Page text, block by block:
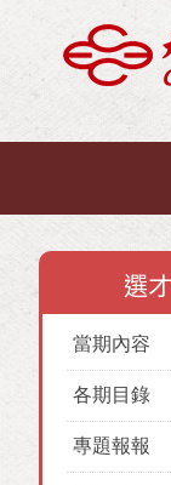
選
當期內容
各期目錄
專題報報